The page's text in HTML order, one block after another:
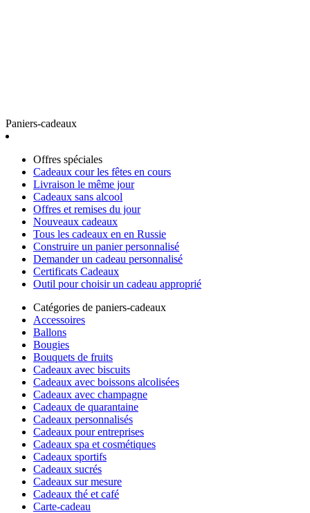
Paniers-cadeaux
Offres spéciales
Cadeaux cour les fêtes en cours
Livraison le même jour
Cadeaux sans alcool
Offres et remises du jour
Nouveaux cadeaux
Tous les cadeaux en en Russie
Construire un panier personnalisé
Demander un cadeau personnalisé
Certificats Cadeaux
Outil pour choisir un cadeau approprié
Catégories de paniers-cadeaux
Accessoires
Ballons
Bougies
Bouquets de fruits
Cadeaux avec biscuits
Cadeaux avec boissons alcolisées
Cadeaux avec champagne
Cadeaux de quarantaine
Cadeaux personnalisés
Cadeaux pour entreprises
Cadeaux spa et cosmétiques
Cadeaux sportifs
Cadeaux sucrés
Cadeaux sur mesure
Cadeaux thé et café
Carte-cadeau